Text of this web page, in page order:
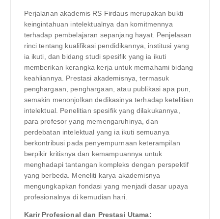
Perjalanan akademis RS Firdaus merupakan bukti
keingintahuan intelektualnya dan komitmennya
terhadap pembelajaran sepanjang hayat. Penjelasan
rinci tentang kualifikasi pendidikannya, institusi yang
ia ikuti, dan bidang studi spesifik yang ia ikuti
memberikan kerangka kerja untuk memahami bidang
keahliannya. Prestasi akademisnya, termasuk
penghargaan, penghargaan, atau publikasi apa pun,
semakin menonjolkan dedikasinya terhadap ketelitian
intelektual. Penelitian spesifik yang dilakukannya,
para profesor yang memengaruhinya, dan
perdebatan intelektual yang ia ikuti semuanya
berkontribusi pada penyempurnaan keterampilan
berpikir kritisnya dan kemampuannya untuk
menghadapi tantangan kompleks dengan perspektif
yang berbeda. Meneliti karya akademisnya
mengungkapkan fondasi yang menjadi dasar upaya
profesionalnya di kemudian hari.
Karir Profesional dan Prestasi Utama: